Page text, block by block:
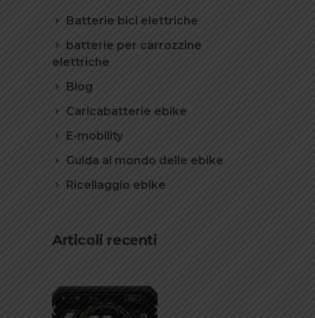
Batterie bici elettriche
batterie per carrozzine
elettriche
Blog
Caricabatterie ebike
E-mobility
Guida al mondo delle ebike
Ricellaggio ebike
Articoli recenti